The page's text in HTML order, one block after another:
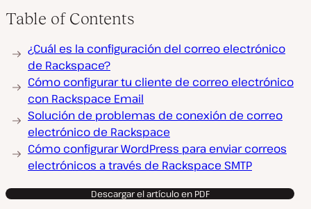
Table of Contents
¿Cuál es la configuración del correo electrónico
de Rackspace?
Cómo configurar tu cliente de correo electrónico
con Rackspace Email
Solución de problemas de conexión de correo
electrónico de Rackspace
Cómo configurar WordPress para enviar correos
electrónicos a través de Rackspace SMTP
Descargar el artículo en PDF